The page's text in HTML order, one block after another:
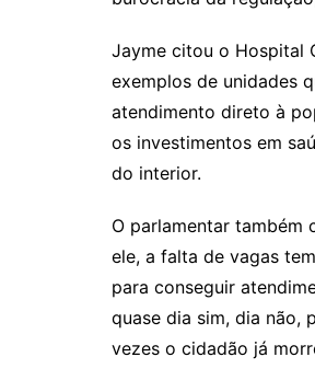
Jayme citou o Hospital
exemplos de unidades
atendimento direto à
os investimentos em
do interior.
O parlamentar também
ele, a falta de vagas
para conseguir
quase dia sim, dia não,
vezes o cidadão já